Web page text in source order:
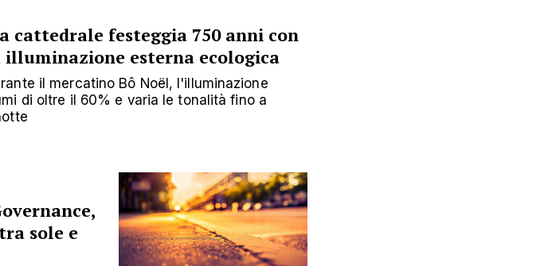
cattedrale festeggia 750 anni con
illuminazione esterna ecologica
il mercatino Bô Noël, l'illuminazione
di oltre il 60% e varia le tonalità fino a
sole e